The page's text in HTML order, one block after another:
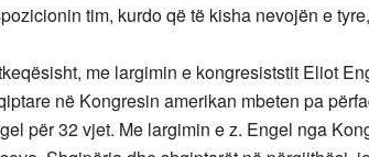
tim, kurdo që të kisha nevojën e
me largimin e kongresiststit Eliot
në Kongresin amerikan mbeten pa
për 32 vjet. Me largimin e z. Engel nga